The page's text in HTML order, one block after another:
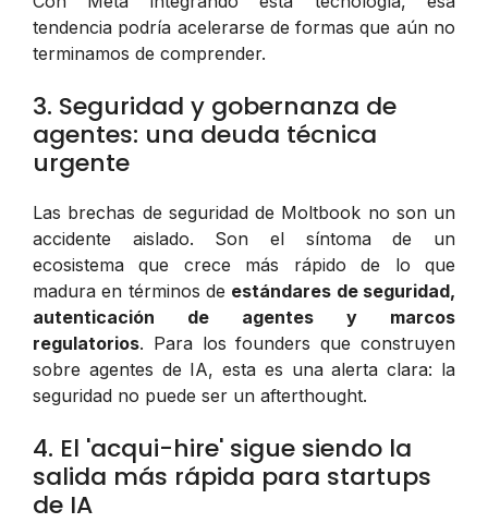
tendencia podría acelerarse de formas que aún no
terminamos de comprender.
3. Seguridad y gobernanza de
agentes: una deuda técnica
urgente
Las brechas de seguridad de Moltbook no son un
accidente aislado. Son el síntoma de un
ecosistema que crece más rápido de lo que
madura en términos de estándares de seguridad,
autenticación de agentes y marcos
regulatorios. Para los founders que construyen
sobre agentes de IA, esta es una alerta clara: la
seguridad no puede ser un afterthought.
4. El 'acqui-hire' sigue siendo la
salida más rápida para startups
de IA